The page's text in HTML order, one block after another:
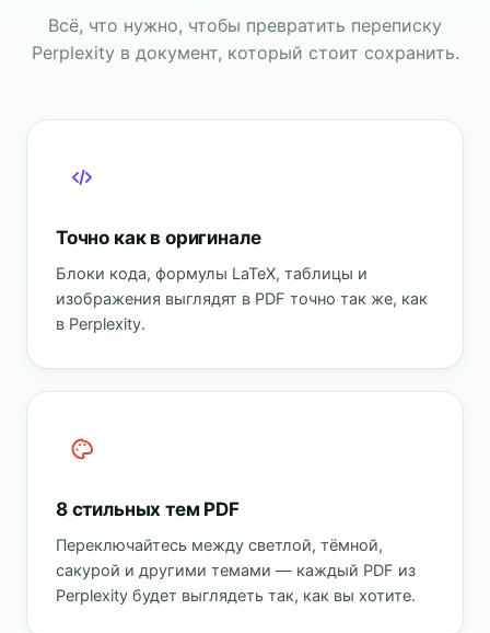
Всё, что нужно, чтобы превратить переписку
Perplexity в документ, который стоит сохранить.
Точно как в оригинале
Блоки кода, формулы LaTeX, таблицы и
изображения выглядят в PDF точно так же, как
в Perplexity.
8 стильных тем PDF
Переключайтесь между светлой, тёмной,
сакурой и другими темами — каждый PDF из
Perplexity будет выглядеть так, как вы хотите.